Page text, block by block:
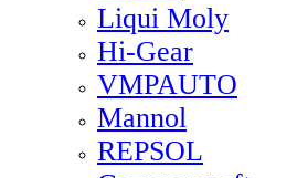
Liqui Moly
Hi-Gear
VMPAUTO
Mannol
REPSOL